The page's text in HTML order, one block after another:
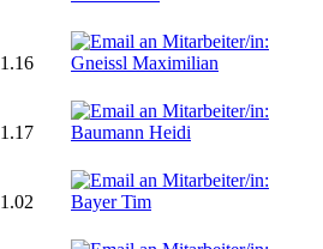
1.16
1.17
1.02